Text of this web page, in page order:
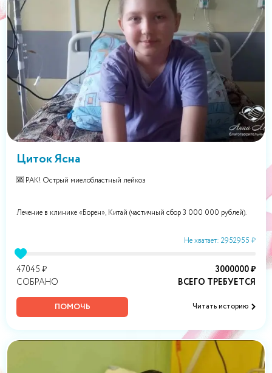
Циток Ясна
🆘 РАК! Острый миелобластный лейкоз
Лечение в клинике «Борен», Китай (частичный сбор 3 000 000 рублей).
Не хватает: 2952955 ₽
47045 ₽
СОБРАНО
3000000 ₽
ВСЕГО ТРЕБУЕТСЯ
ПОМОЧЬ Читать историю